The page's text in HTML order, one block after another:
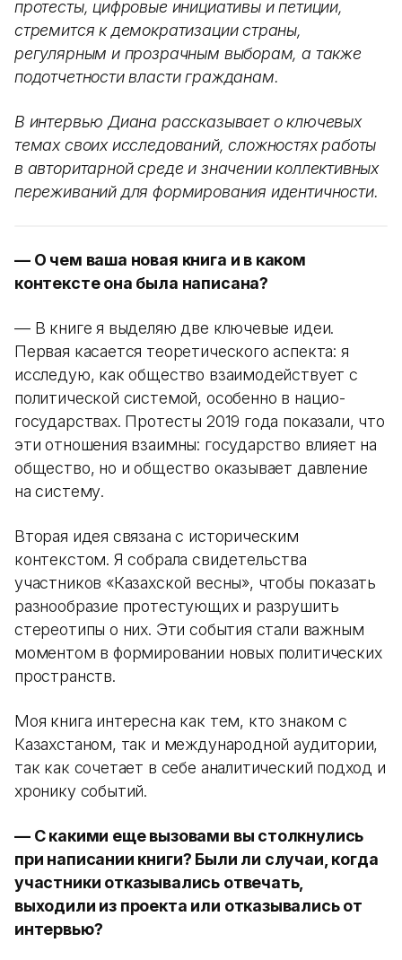
протесты, цифровые инициативы и петиции,
стремится к демократизации страны,
регулярным и прозрачным выборам, а также
подотчетности власти гражданам.
В интервью Диана рассказывает о ключевых
темах своих исследований, сложностях работы
в авторитарной среде и значении коллективных
переживаний для формирования идентичности.
— О чем ваша новая книга и в каком
контексте она была написана?
— В книге я выделяю две ключевые идеи.
Первая касается теоретического аспекта: я
исследую, как общество взаимодействует с
политической системой, особенно в нацио-
государствах. Протесты 2019 года показали, что
эти отношения взаимны: государство влияет на
общество, но и общество оказывает давление
на систему.
Вторая идея связана с историческим
контекстом. Я собрала свидетельства
участников «Казахской весны», чтобы показать
разнообразие протестующих и разрушить
стереотипы о них. Эти события стали важным
моментом в формировании новых политических
пространств.
Моя книга интересна как тем, кто знаком с
Казахстаном, так и международной аудитории,
так как сочетает в себе аналитический подход и
хронику событий.
— С какими еще вызовами вы столкнулись
при написании книги? Были ли случаи, когда
участники отказывались отвечать,
выходили из проекта или отказывались от
интервью?